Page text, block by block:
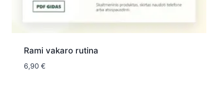
Rami vakaro rutina
6,90 €